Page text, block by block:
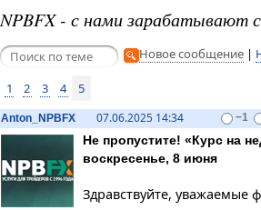
NPBFX - с нами зарабатывают
Новое сообщение|
1 2 3 4 5
Anton_NPBFX 07.06.2025 14:34 −1
Не пропустите! «Курс на
воскресенье, 8 июня
Здравствуйте, уважаемые